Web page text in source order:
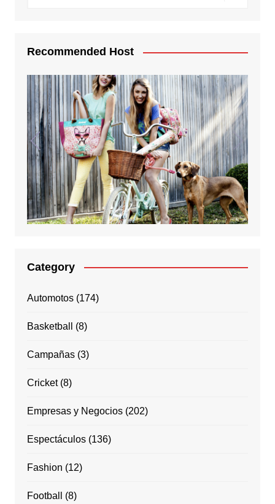
Recommended Host
Category
Automotos(174)
Basketball (8)
Campañas(3)
Cricket(8)
Empresas y Negocios(202)
Espectáculos(136)
Fashion (12)
Football (8)